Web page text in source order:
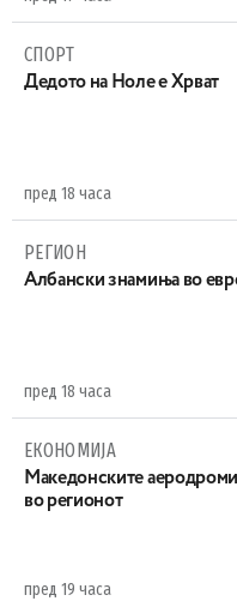
СПОРТ
Дедото на Ноле е Хрват
пред 18 часа
РЕГИОН
Aлбански знамиња во
пред 18 часа
ЕКОНОМИЈА
Maкедонските
во регионот
пред 19 часа